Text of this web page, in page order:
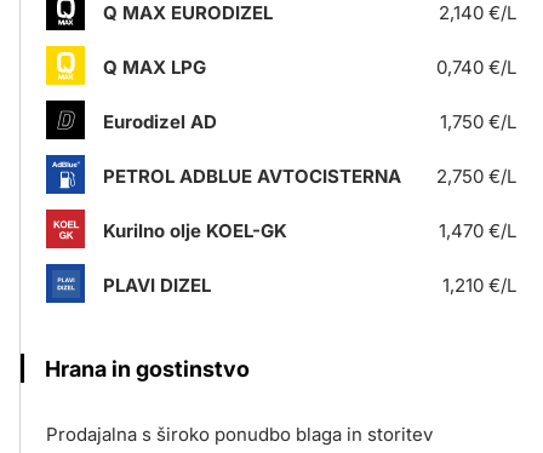
Q MAX EURODIZEL 2,140 €/L
Q MAX LPG 0,740 €/L
Eurodizel AD 1,750 €/L
PETROL ADBLUE AVTOCISTERNA 2,750 €/L
Kurilno olje KOEL-GK 1,470 €/L
PLAVI DIZEL 1,210 €/L
Hrana in gostinstvo
Prodajalna s široko ponudbo blaga in storitev